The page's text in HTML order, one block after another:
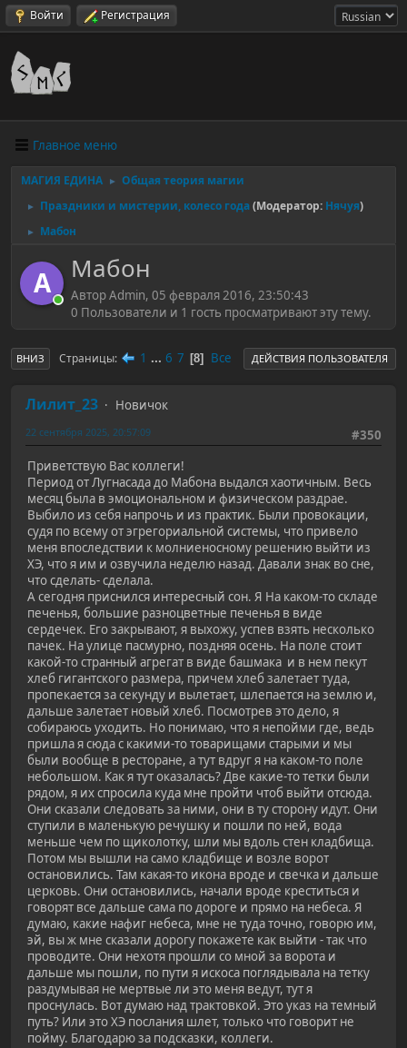
Войти Регистрация
Главное меню
МАГИЯ ЕДИНА ► Общая теория магии
► Праздники и мистерии, колесо года(Модератор: Нячуя)
► Мабон
A Мабон
Автор Admin, 05 февраля 2016, 23:50:43
0 Пользователи и 1 гость просматривают эту тему.
ВНИЗ Страницы 1 ... 6 7 8 Все ДЕЙСТВИЯ ПОЛЬЗОВАТЕЛЯ
Лилит_23
Новичок
#350
22 сентября 2025, 20:57:09
Приветствую Вас коллеги!
Период от Лугнасада до Мабона выдался хаотичным. Весь
месяц была в эмоциональном и физическом раздрае.
Выбило из себя напрочь и из практик. Были провокации,
судя по всему от эгрегориальной системы, что привело
меня впоследствии к молниеносному решению выйти из
ХЭ, что я им и озвучила неделю назад. Давали знак во сне,
что сделать- сделала.
А сегодня приснился интересный сон. Я На каком-то складе
печенья, большие разноцветные печенья в виде
сердечек. Его закрывают, я выхожу, успев взять несколько
пачек. На улице пасмурно, поздняя осень. На поле стоит
какой-то странный агрегат в виде башмака и в нем пекут
хлеб гигантского размера, причем хлеб залетает туда,
пропекается за секунду и вылетает, шлепается на землю и,
дальше залетает новый хлеб. Посмотрев это дело, я
собираюсь уходить. Но понимаю, что я непойми где, ведь
пришла я сюда с какими-то товарищами старыми и мы
были вообще в ресторане, а тут вдруг я на каком-то поле
небольшом. Как я тут оказалась? Две какие-то тетки были
рядом, я их спросила куда мне пройти чтоб выйти отсюда.
Они сказали следовать за ними, они в ту сторону идут. Они
ступили в маленькую речушку и пошли по ней, вода
меньше чем по щиколотку, шли мы вдоль стен кладбища.
Потом мы вышли на само кладбище и возле ворот
остановились. Там какая-то икона вроде и свечка и дальше
церковь. Они остановились, начали вроде креститься и
говорят все дальше сама по дороге и прямо на небеса. Я
думаю, какие нафиг небеса, мне не туда точно, говорю им,
эй, вы ж мне сказали дорогу покажете как выйти - так что
проводите. Они нехотя прошли со мной за ворота и
дальше мы пошли, по пути я искоса поглядывала на тетку
раздумывая не мертвые ли это меня ведут, тут я
проснулась. Вот думаю над трактовкой. Это указ на темный
путь? Или это ХЭ послания шлет, только что говорит не
пойму. Благодарю за подсказки, коллеги.